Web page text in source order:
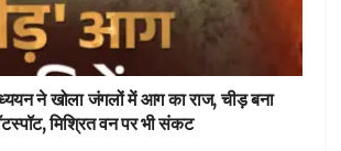
ने खोला जंगलों में आग का राज, चीड़ बना
मिश्रित वन पर भी संकट